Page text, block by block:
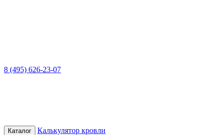
8 (495) 626-23-07
Каталог Калькулятор кровли